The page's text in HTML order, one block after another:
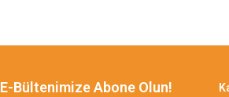
E-Bültenimize Abone Olun!